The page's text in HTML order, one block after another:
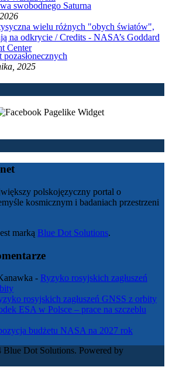
swobodnego Saturna
pozasłonecznych
2025
polskojęzyczny portal o
kosmicznym i badaniach przestrzeni
marką Blue Dot Solutions.
- Ryzyko rosyjskich zagłuszeń
rosyjskich zagłuszeń GNSS z orbity
ESA w Polsce – prace na szczeblu
budżetu NASA na 2027 rok
Dot Solutions. Powered by